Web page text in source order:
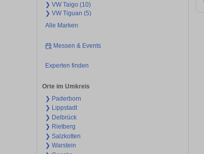
❯ VW Taigo (10)
❯ VW Tiguan (5)
Alle Marken
Messen & Events
Experten finden
Orte im Umkreis
❯ Paderborn
❯ Lippstadt
❯ Delbrück
❯ Rietberg
❯ Salzkotten
❯ Warstein